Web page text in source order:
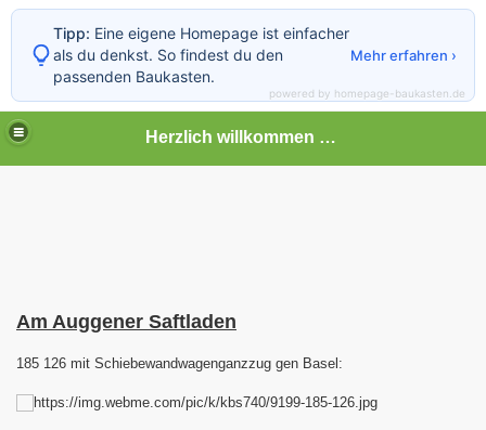
Herzlich willkommen auf meiner Bahnseite
Am Auggener Saftladen
185 126 mit Schiebewandwagenganzzug gen Basel:
Tipp: Eine eigene Homepage ist einfacher
als du denkst. So findest du den
passenden Baukasten.
Mehr erfahren ›
powered by homepage-baukasten.de